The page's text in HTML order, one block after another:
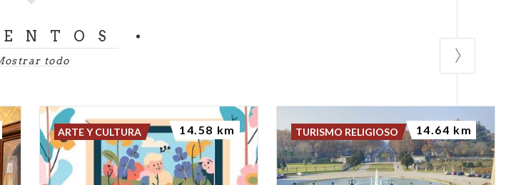
todo
ARTE Y CULTURA 14.58 km TURISMO RELIGIOSO 14.64 km